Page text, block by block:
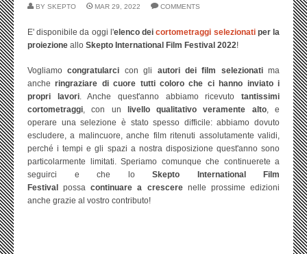
BY SKEPTO MAR 29, 2022 COMMENTS
E' disponibile da oggi l'elenco deicortometraggi selezionatiper la
proiezione allo Skepto International Film Festival 2022!
Vogliamocongratularci con gli autori dei film selezionatima
ancheringraziare di cuore tutti coloro che ci hanno inviato i
propri lavori. Anche quest'anno abbiamo ricevutotantissimi
cortometraggi, con un livello qualitativo veramente alto, e
operare una selezione è stato spesso difficile: abbiamo dovuto
escludere, a malincuore, anche film ritenuti assolutamente validi,
perché i tempi e gli spazi a nostra disposizione quest'anno sono
particolarmente limitati. Speriamo comunque che continuerete a
seguirci e che lo Skepto International Film
Festival
possacontinuare a crescerenelle prossime edizioni
anche grazie al vostro contributo!